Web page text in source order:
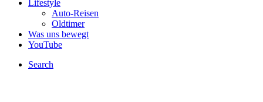
Lifestyle
Auto-Reisen
Oldtimer
Was uns bewegt
YouTube
Search